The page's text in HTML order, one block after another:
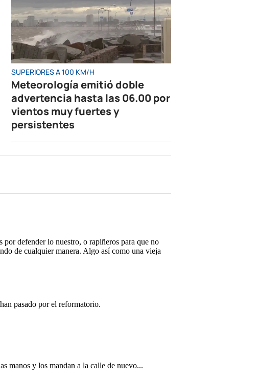
SUPERIORES A 100 KM/H
Meteorología emitió doble
advertencia hasta las 06.00 por
vientos muy fuertes y
persistentes